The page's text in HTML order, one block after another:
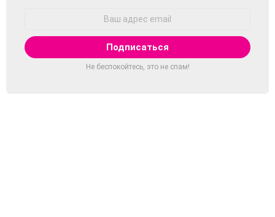
Не беспокойтесь, это не спам!